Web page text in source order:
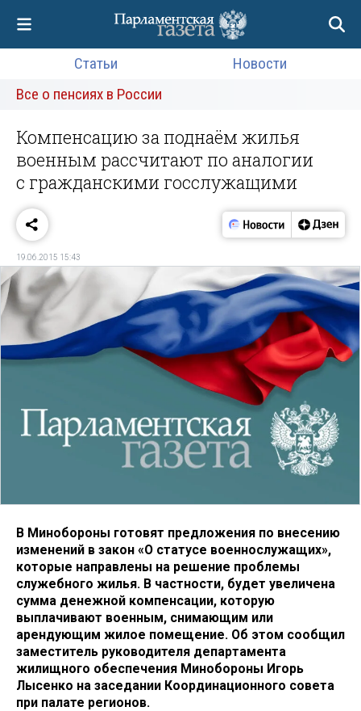
Статьи
Новости
Все о пенсиях в России
Компенсацию за поднаём жилья
военным рассчитают по аналогии
с гражданскими госслужащими
19.06.2015 15:43
В Минобороны готовят предложения по внесению
изменений в закон «О статусе военнослужащих»,
которые направлены на решение проблемы
служебного жилья. В частности, будет увеличена
сумма денежной компенсации, которую
выплачивают военным, снимающим или
арендующим жилое помещение. Об этом сообщил
заместитель руководителя департамента
жилищного обеспечения Минобороны Игорь
Лысенко на заседании Координационного совета
при палате регионов.